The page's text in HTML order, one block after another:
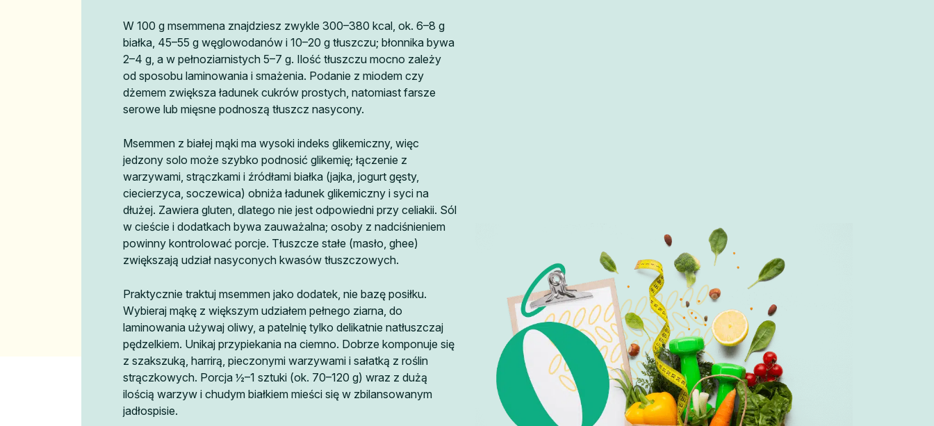
W 100 g msemmena znajdziesz zwykle 300–380 kcal, ok. 6–8 g
białka, 45–55 g węglowodanów i 10–20 g tłuszczu; błonnika bywa
2–4 g, a w pełnoziarnistych 5–7 g. Ilość tłuszczu mocno zależy
od sposobu laminowania i smażenia. Podanie z miodem czy
dżemem zwiększa ładunek cukrów prostych, natomiast farsze
serowe lub mięsne podnoszą tłuszcz nasycony.
Msemmen z białej mąki ma wysoki indeks glikemiczny, więc
jedzony solo może szybko podnosić glikemię; łączenie z
warzywami, strączkami i źródłami białka (jajka, jogurt gęsty,
ciecierzyca, soczewica) obniża ładunek glikemiczny i syci na
dłużej. Zawiera gluten, dlatego nie jest odpowiedni przy celiakii. Sól
w cieście i dodatkach bywa zauważalna; osoby z nadciśnieniem
powinny kontrolować porcje. Tłuszcze stałe (masło, ghee)
zwiększają udział nasyconych kwasów tłuszczowych.
Praktycznie traktuj msemmen jako dodatek, nie bazę posiłku.
Wybieraj mąkę z większym udziałem pełnego ziarna, do
laminowania używaj oliwy, a patelnię tylko delikatnie natłuszczaj
pędzelkiem. Unikaj przypiekania na ciemno. Dobrze komponuje się
z szakszuką, harrirą, pieczonymi warzywami i sałatką z roślin
strączkowych. Porcja ½–1 sztuki (ok. 70–120 g) wraz z dużą
ilością warzyw i chudym białkiem mieści się w zbilansowanym
jadłospisie.